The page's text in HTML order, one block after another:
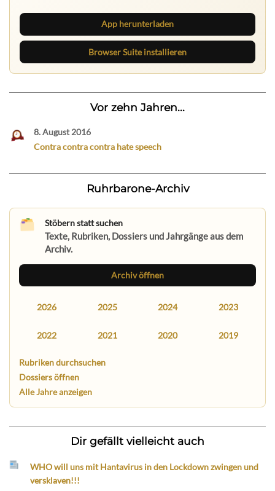
App herunterladen
Browser Suite installieren
Vor zehn Jahren...
8. August 2016
Contra contra contra hate speech
Ruhrbarone-Archiv
Stöbern statt suchen
Texte, Rubriken, Dossiers und Jahrgänge aus dem
Archiv.
Archiv öffnen
2026 2025 2024 2023
2022 2021 2020 2019
Rubriken durchsuchen
Dossiers öffnen
Alle Jahre anzeigen
Dir gefällt vielleicht auch
WHO will uns mit Hantavirus in den Lockdown zwingen und
versklaven!!!